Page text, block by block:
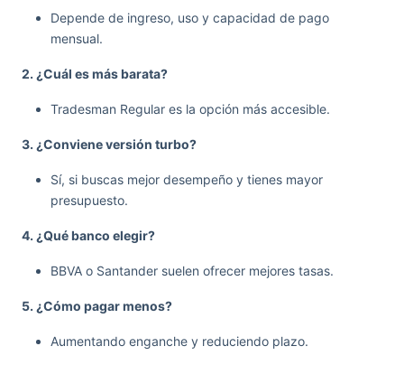
Depende de ingreso, uso y capacidad de pago
mensual.
2. ¿Cuál es más barata?
Tradesman Regular es la opción más accesible.
3. ¿Conviene versión turbo?
Sí, si buscas mejor desempeño y tienes mayor
presupuesto.
4. ¿Qué banco elegir?
BBVA o Santander suelen ofrecer mejores tasas.
5. ¿Cómo pagar menos?
Aumentando enganche y reduciendo plazo.